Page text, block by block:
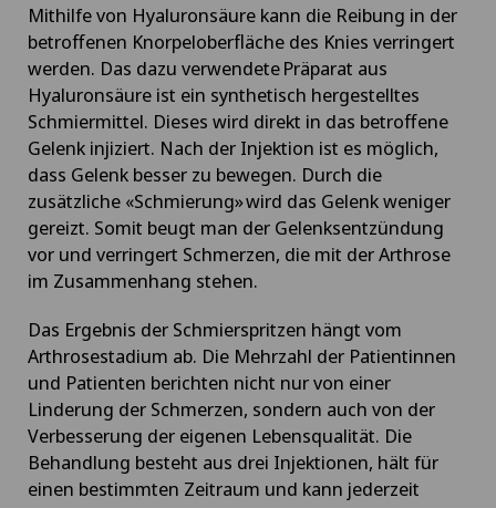
Mithilfe von Hyaluronsäure kann die Reibung in der
betroffenen Knorpeloberfläche des Knies verringert
werden. Das dazu verwendete Präparat aus
Hyaluronsäure ist ein synthetisch hergestelltes
Schmiermittel. Dieses wird direkt in das betroffene
Gelenk injiziert. Nach der Injektion ist es möglich,
dass Gelenk besser zu bewegen. Durch die
zusätzliche «Schmierung» wird das Gelenk weniger
gereizt. Somit beugt man der Gelenksentzündung
vor und verringert Schmerzen, die mit der Arthrose
im Zusammenhang stehen.
Das Ergebnis der Schmierspritzen hängt vom
Arthrosestadium ab. Die Mehrzahl der Patientinnen
und Patienten berichten nicht nur von einer
Linderung der Schmerzen, sondern auch von der
Verbesserung der eigenen Lebensqualität. Die
Behandlung besteht aus drei Injektionen, hält für
einen bestimmten Zeitraum und kann jederzeit